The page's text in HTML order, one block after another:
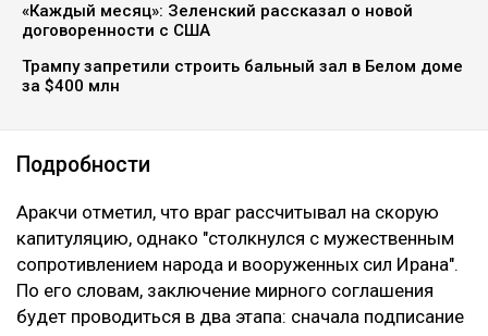
«Каждый месяц»: Зеленский рассказал о новой
договоренности с США
Трампу запретили строить бальный зал в Белом доме
за $400 млн
Подробности
Аракчи отметил, что враг рассчитывал на скорую
капитуляцию, однако "столкнулся с мужественным
сопротивлением народа и вооруженных сил Ирана".
По его словам, заключение мирного соглашения
будет проводиться в два этапа: сначала подписание